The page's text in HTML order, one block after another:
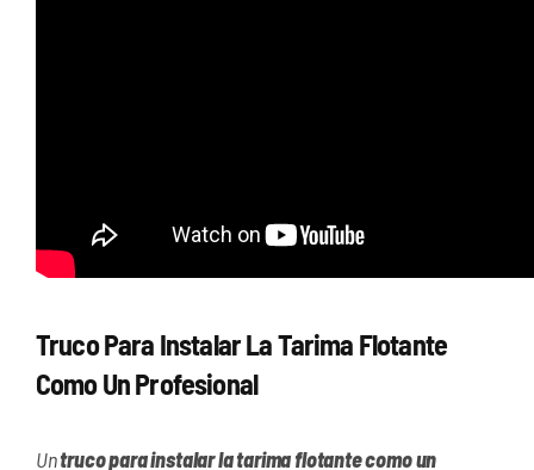
Truco Para Instalar La Tarima Flotante
Como Un Profesional
Untruco para instalar la tarima flotante como un